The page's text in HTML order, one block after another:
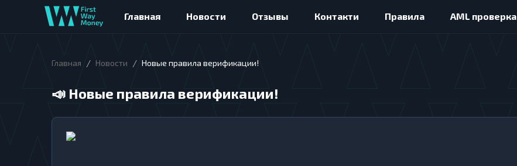
Главная Новости Отзывы Контакти Правила AML проверка
Главная / Новости / Новые правила верификации!
📣 Новые правила верификации!